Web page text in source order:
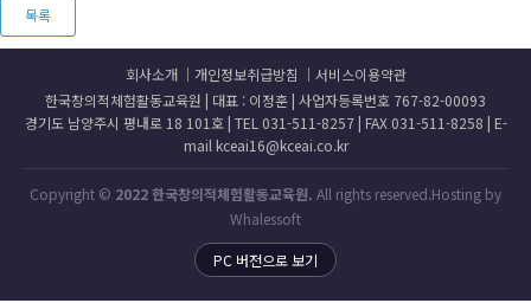
목록
회사소개 개인정보취급방침
서비스이용약관
한국창의적체험활동교육원 | 대표 : 이정훈 | 사업자등록번호 767-82-00093
경기도 남양주시 평내로 18 101호 | TEL 031-511-8257 | FAX 031-511-8258 | E-
mail kceai16@kceai.co.kr
Copyright © 2022 한국창의적체험활동교육원. All rights reserved.Hosting by
Whalessoft
PC 버전으로 보기